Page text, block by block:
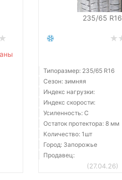
235/65 R16
Типоразмер: 235/65 R16
Сезон: зимняя
Индекс нагрузки:
Индекс скорости:
Усиленность: C
Остаток протектора: 8 мм
Количество: 1шт
Город: Запорожье
Продавец:
(27.04.26)